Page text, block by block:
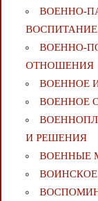
ВОЕННО-
ВОСПИТАНИЕ
ВОЕННО-
ОТНОШЕНИЯ
ВОЕННОЕ
ВОЕННОЕ
И РЕШЕНИЯ
ВОЕННЫЕ